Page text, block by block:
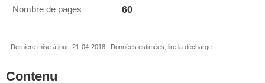
Nombre de pages 60
Dernière mise à jour: 21-04-2018 . Données estimées, lire la décharge.
Contenu